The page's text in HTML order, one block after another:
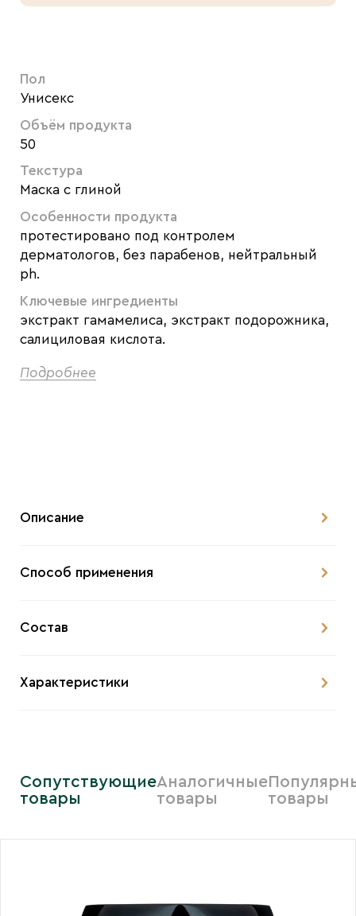
Пол
Унисекс
Объём продукта
50
Текстура
Маска с глиной
Особенности продукта
протестировано под контролем
дерматологов, без парабенов, нейтральный
ph.
Ключевые ингредиенты
экстракт гамамелиса, экстракт подорожника,
салициловая кислота.
Подробнее
Описание
Способ применения
Состав
Характеристики
Сопутствующие
товары
Аналогичные
товары
товары